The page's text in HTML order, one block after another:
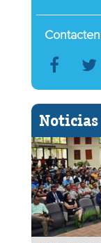
Noticias